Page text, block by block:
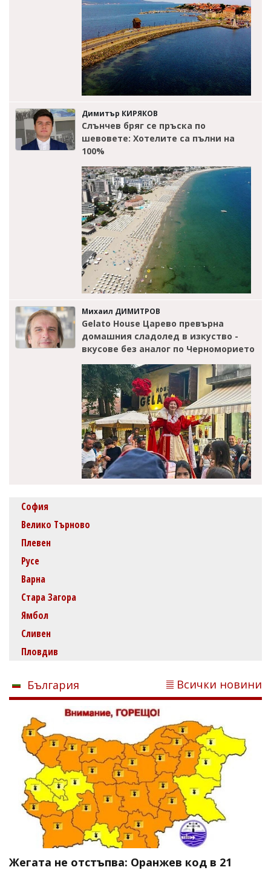
Димитър КИРЯКОВ
Слънчев бряг се пръска по
шевовете: Хотелите са пълни на
100%
Михаил ДИМИТРОВ
Gelato House Царево превърна
домашния сладолед в изкуство -
вкусове без аналог по Черноморието
София
Велико Търново
Плевен
Русе
Варна
Стара Загора
Ямбол
Сливен
Пловдив
България Всички новини
Жегата не отстъпва: Оранжев код в 21